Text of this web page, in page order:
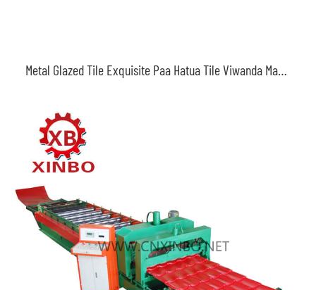
Metal Glazed Tile Exquisite Paa Hatua Tile Viwanda Mashine Bei